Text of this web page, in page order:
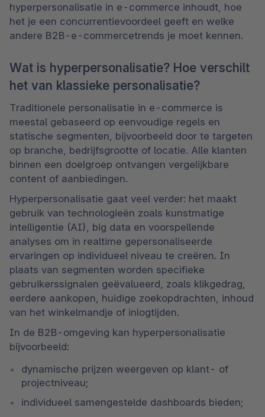
hyperpersonalisatie in e-commerce inhoudt, hoe
het je een concurrentievoordeel geeft en welke
andere B2B-e-commercetrends je moet kennen.
Wat is hyperpersonalisatie? Hoe verschilt
het van klassieke personalisatie?
Traditionele personalisatie in e-commerce is
meestal gebaseerd op eenvoudige regels en
statische segmenten, bijvoorbeeld door te targeten
op branche, bedrijfsgrootte of locatie. Alle klanten
binnen een doelgroep ontvangen vergelijkbare
content of aanbiedingen.
Hyperpersonalisatie gaat veel verder: het maakt
gebruik van technologieën zoals kunstmatige
intelligentie (AI), big data en voorspellende
analyses om in realtime gepersonaliseerde
ervaringen op individueel niveau te creëren. In
plaats van segmenten worden specifieke
gebruikerssignalen geëvalueerd, zoals klikgedrag,
eerdere aankopen, huidige zoekopdrachten, inhoud
van het winkelmandje of inlogtijden.
In de B2B-omgeving kan hyperpersonalisatie
bijvoorbeeld:
dynamische prijzen weergeven op klant- of
projectniveau;
individueel samengestelde dashboards bieden;